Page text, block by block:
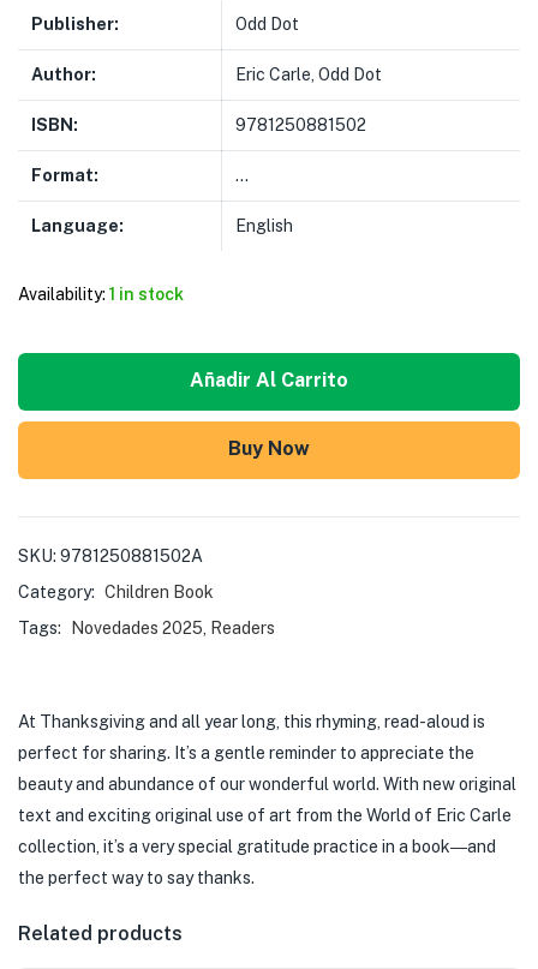
Publisher: Odd Dot
Author: Eric Carle, Odd Dot
ISBN: 9781250881502
Format: …
Language: English
Availability: 1 in stock
Añadir Al Carrito
Buy Now
SKU: 9781250881502A
Category: Children Book
Tags:
Novedades 2025 Readers
At Thanksgiving and all year long, this rhyming, read-aloud is
perfect for sharing. It’s a gentle reminder to appreciate the
beauty and abundance of our wonderful world. With new original
text and exciting original use of art from the World of Eric Carle
collection, it’s a very special gratitude practice in a book―and
the perfect way to say thanks.
Related products